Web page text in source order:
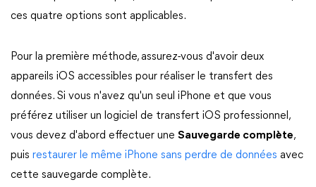
ces quatre options sont applicables.
Pour la première méthode, assurez-vous d'avoir deux
appareils iOS accessibles pour réaliser le transfert des
données. Si vous n'avez qu'un seul iPhone et que vous
préférez utiliser un logiciel de transfert iOS professionnel,
vous devez d'abord effectuer une Sauvegarde complète,
puis restaurer le même iPhone sans perdre de données avec
cette sauvegarde complète.